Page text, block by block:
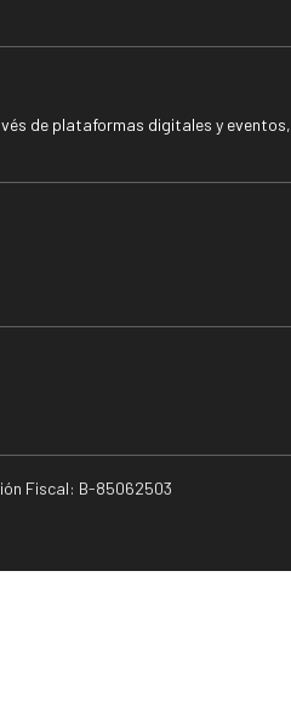
de plataformas digitales y eventos,
Fiscal: B-85062503